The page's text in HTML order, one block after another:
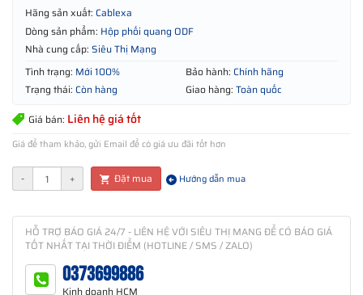
Hãng sản xuất: Cablexa
Dòng sản phẩm: Hộp phối quang ODF
Nhà cung cấp: Siêu Thị Mạng
Tình trạng: Mới 100% Bảo hành: Chính hãng
Trạng thái: Còn hàng Giao hàng: Toàn quốc
Giá bán: Liên hệ giá tốt
Giá để tham khảo, gửi Email để có giá ưu đãi tốt hơn
- + Đặt mua Hướng dẫn mua
HỖ TRỢ BÁO GIÁ 24/7 - LIÊN HỆ VỚI SIÊU THỊ MẠNG ĐỂ CÓ BÁO GIÁ
TỐT NHẤT TẠI THỜI ĐIỂM (HOTLINE / SMS / ZALO)
0373699886
Kinh doanh HCM